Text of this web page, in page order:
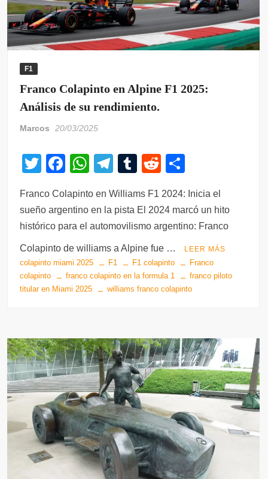
F1
Franco Colapinto en Alpine F1 2025:
Análisis de su rendimiento.
Marcos 20/03/2025
T
tt
er
F
c
e
b
o
o
k
W
at
s
A
p
p
T
e
gr
a
m
T
m
bl
R
d
di
m
p
tir
Franco Colapinto en Williams F1 2024: Inicia el
sueño argentino en la pista El 2024 marcó un hito
histórico para el automovilismo argentino: Franco
Colapinto de williams a Alpine fue … LEER MÁS
colapinto miami 2025 F1 F1 colapinto
Franco
colapinto
franco colapinto en la formula 1
franco piloto
titular en Miami 2025
williams franco colapinto